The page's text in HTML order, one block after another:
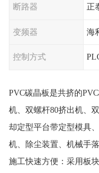
断路器 正
变频器 海
控制方式
PVC碳晶板是共挤的
机、双螺杆80挤出机、
却定型平台带定型模具
机、除尘装置、机械手
施工快速方便：采用板